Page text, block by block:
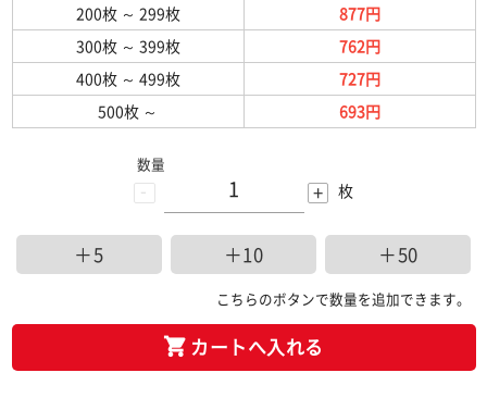
200枚 ～ 299枚
877円
300枚 ～ 399枚
762円
400枚 ～ 499枚
727円
500枚 ～ 693円
-
数量
+ 枚
＋5 ＋10 ＋50
こちらのボタンで数量を追加できます。
カートへ入れる